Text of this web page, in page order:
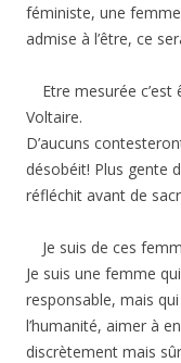
féministe, une
admise à l’être, ce
Etre mesurée
Voltaire.
D’aucuns
désobéit! Plus gente
réfléchit avant de
Je suis de ces
Je suis une femme
responsable, mais
l’humanité, aimer à
discrètement mais